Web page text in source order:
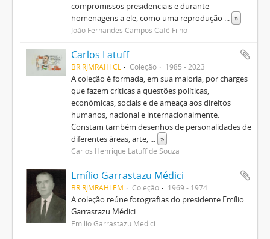
compromissos presidenciais e durante
homenagens a ele, como uma reprodução ... »
João Fernandes Campos Café Filho
Carlos Latuff
BR RJMRAHI CL Coleção 1985 - 2023
A coleção é formada, em sua maioria, por charges
que fazem críticas a questões políticas,
econômicas, sociais e de ameaça aos direitos
humanos, nacional e internacionalmente.
Constam também desenhos de personalidades de
diferentes áreas, arte, ... »
Carlos Henrique Latuff de Souza
Emílio Garrastazu Médici
BR RJMRAHI EM Coleção 1969 - 1974
A coleção reúne fotografias do presidente Emílio
Garrastazu Médici.
Emílio Garrastazu Médici